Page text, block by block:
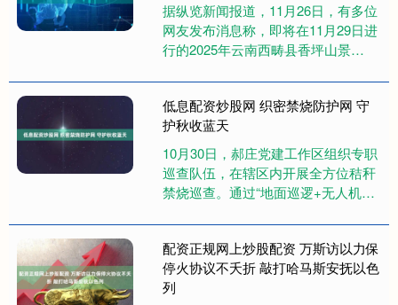
据纵览新闻报道，11月26日，有多位
网友发布消息称，即将在11月29日进
行的2025年云南西畴县香坪山景
叫停。26日下午，西畴....
低息配资炒股网 织密禁烧防护网 守
护秋收蓝天
10月30日，郝庄党建工作区组织专职
巡查队伍，在辖区内开展全方位秸秆
禁烧巡查。通过“地面巡逻+无人机航
重点区域实施24小时动态....
配资正规网上炒股配资 万斯访以力保
停火协议不夭折 敲打哈马斯安抚以色
列